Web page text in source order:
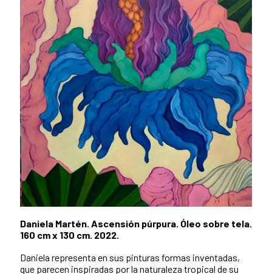
Daniela Martén. Ascensión púrpura. Óleo sobre tela.
160 cm x 130 cm. 2022.
Daniela representa en sus pinturas formas inventadas,
que parecen inspiradas por la naturaleza tropical de su